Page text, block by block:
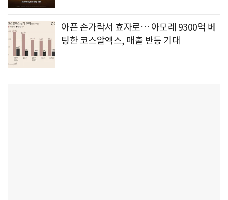
아픈 손가락서 효자로… 아모레 9300억 베
팅한 코스알엑스, 매출 반등 기대